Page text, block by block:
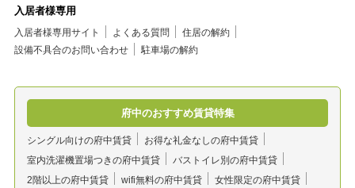
入居者様専用
入居者様専用サイト よくある質問
住居の解約
設備不具合のお問い合わせ
駐車場の解約
府中のおすすめ賃貸特集
シングル向けの府中賃貸
お得な礼金なしの府中賃貸
室内洗濯機置場つきの府中賃貸
バストイレ別の府中賃貸
2階以上の府中賃貸
wifi無料の府中賃貸
女性限定の府中賃貸